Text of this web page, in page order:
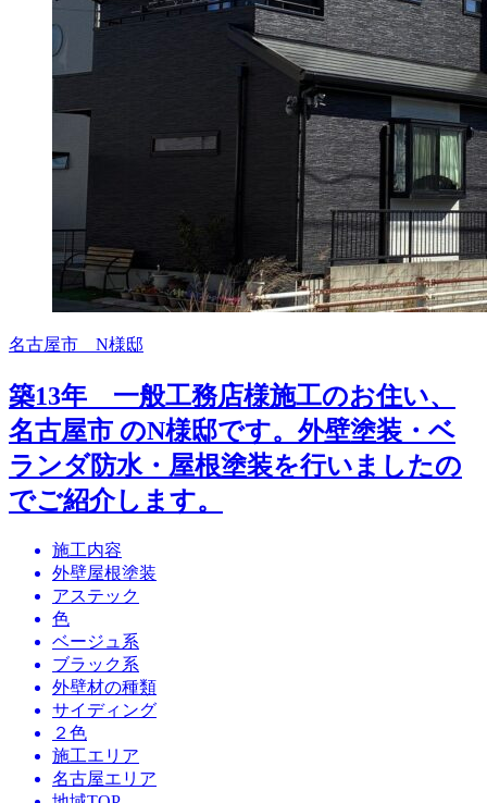
名古屋市 N様邸
築13年 一般工務店様施工のお住い、
名古屋市 のN様邸です。外壁塗装・ベ
ランダ防水・屋根塗装を行いましたの
でご紹介します。
施工内容
外壁屋根塗装
アステック
色
ベージュ系
ブラック系
外壁材の種類
サイディング
２色
施工エリア
名古屋エリア